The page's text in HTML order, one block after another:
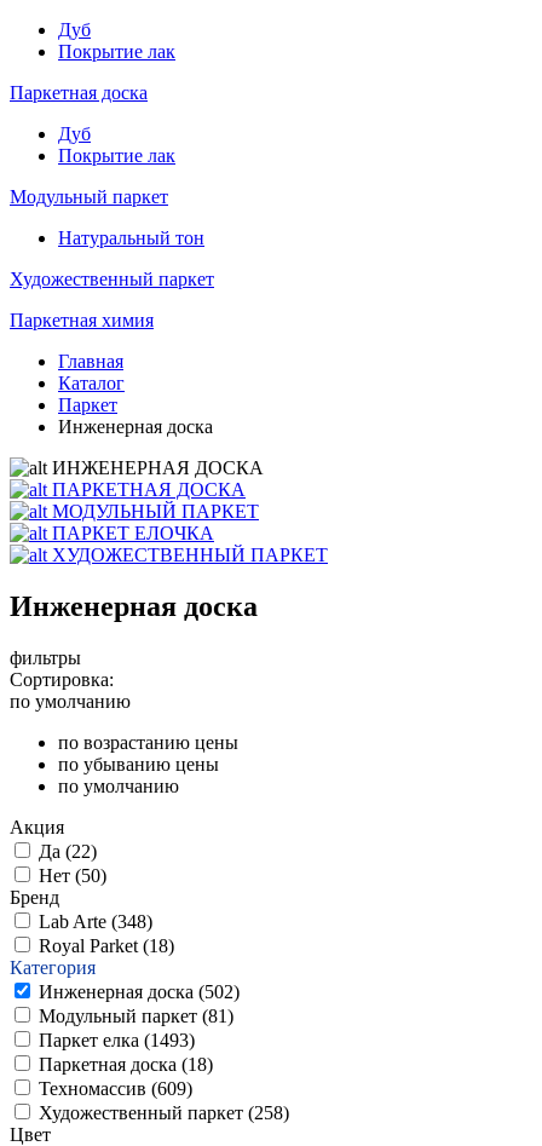
Дуб
Покрытие лак
Паркетная доска
Дуб
Покрытие лак
Модульный паркет
Натуральный тон
Художественный паркет
Паркетная химия
Главная
Каталог
Паркет
Инженерная доска
ИНЖЕНЕРНАЯ ДОСКА
ПАРКЕТНАЯ ДОСКА
МОДУЛЬНЫЙ ПАРКЕТ
ПАРКЕТ ЕЛОЧКА
ХУДОЖЕСТВЕННЫЙ ПАРКЕТ
Инженерная доска
фильтры
Сортировка:
по умолчанию
по возрастанию цены
по убыванию цены
по умолчанию
Акция
Да (22)
Нет (50)
Бренд
Lab Arte (348)
Royal Parket (18)
Категория
Инженерная доска (502)
Модульный паркет (81)
Паркет елка (1493)
Паркетная доска (18)
Техномассив (609)
Художественный паркет (258)
Цвет